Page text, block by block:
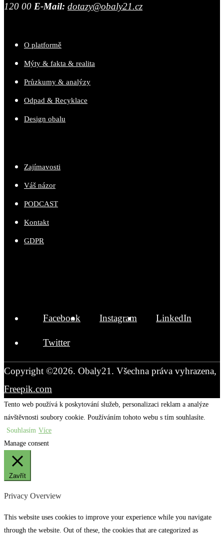
120 00 E-Mail: dotazy@obaly21.cz
O platformě
Mýty & fakta & realita
Průzkumy & analýzy
Odpad & Recyklace
Design obalu
Zajímavosti
Váš názor
PODCAST
Kontakt
GDPR
Facebook Instagram LinkedIn
Twitter
Copyright ©2026. Obaly21. Všechna práva vyhrazena,
Freepik.com
Tento web používá k poskytování služeb, personalizaci reklam a analýze
návštěvnosti soubory cookie. Používáním tohoto webu s tím souhlasíte.
Souhlasím Více
Manage consent
Zavřít
Privacy Overview
This website uses cookies to improve your experience while you navigate
through the website. Out of these, the cookies that are categorized as